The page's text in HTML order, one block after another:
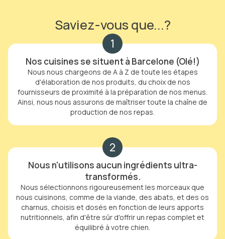
Saviez-vous que...?
1
Nos cuisines se situent à Barcelone (Olé!)
Nous nous chargeons de A à Z de toute les étapes
d'élaboration de nos produits, du choix de nos
fournisseurs de proximité à la préparation de nos menus.
Ainsi, nous nous assurons de maîtriser toute la chaîne de
production de nos repas.
2
Nous n'utilisons aucun ingrédients ultra-
transformés.
Nous sélectionnons rigoureusement les morceaux que
nous cuisinons, comme de la viande, des abats, et des os
charnus, choisis et dosés en fonction de leurs apports
nutritionnels, afin d'être sûr d'offrir un repas complet et
équilibré à votre chien.